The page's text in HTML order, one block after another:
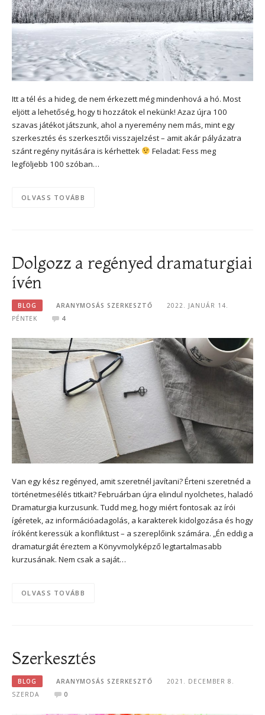
Itt a tél és a hideg, de nem érkezett még mindenhová a hó. Most
eljött a lehetőség, hogy ti hozzátok el nekünk! Azaz újra 100
szavas játékot játszunk, ahol a nyeremény nem más, mint egy
szerkesztés és szerkesztői visszajelzést – amit akár pályázatra
szánt regény nyitására is kérhettek
Feladat: Fess meg
legföljebb 100 szóban…
OLVASS TOVÁBB
Dolgozz a regényed dramaturgiai
ívén
BLOG ARANYMOSÁS SZERKESZTŐ
2022. JANUÁR 14.
PÉNTEK
4
Van egy kész regényed, amit szeretnél javítani? Érteni szeretnéd a
történetmesélés titkait? Februárban újra elindul nyolchetes, haladó
Dramaturgia kurzusunk. Tudd meg, hogy miért fontosak az írói
ígéretek, az információadagolás, a karakterek kidolgozása és hogy
íróként keressük a konfliktust – a szereplőink számára. „Én eddig a
dramaturgiát éreztem a Könyvmolyképző legtartalmasabb
kurzusának. Nem csak a saját…
OLVASS TOVÁBB
Szerkesztés
BLOG ARANYMOSÁS SZERKESZTŐ
2021. DECEMBER 8.
SZERDA
0